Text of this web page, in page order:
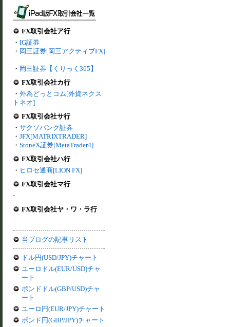
FX取引会社ア行
・ IG証券
・ 岡三証券[岡三アクティブFX]
・ 岡三証券【くりっく365】
FX取引会社カ行
・ 外為どっとコム[外貨ネクス
トネオ]
FX取引会社サ行
・ サクソバンク証券
・ JFX[MATRIXTRADER]
・ StoneX証券[MetaTrader4]
FX取引会社ハ行
・ ヒロセ通商[LION FX]
FX取引会社マ行
-
FX取引会社ヤ・ワ・ラ行
-
当ブログの記事リスト
ドル円(USD/JPY)チャート
ユーロドル(EUR/USD)チャ
ート
ポンドドル(GBP/USD)チャ
ート
ユーロ円(EUR/JPY)チャート
ポンド円(GBP/JPY)チャート